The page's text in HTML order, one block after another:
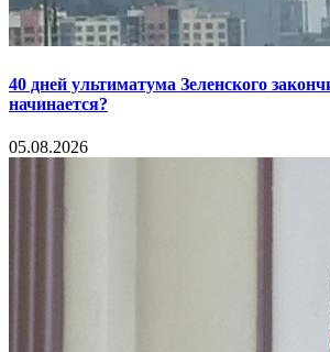
40 дней ультиматума Зеленского
начинается?
05.08.2026